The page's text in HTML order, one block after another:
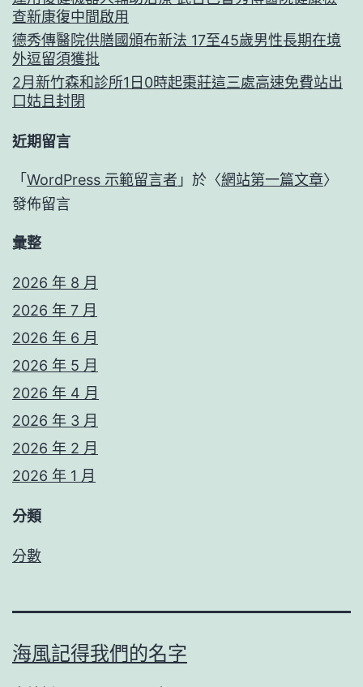
查新康復中間啟用
德秀傳醫院供膳國頒布新法 17至45歲男性長期在境
外逗留須獲批
2月新竹森和診所1日0時起棗莊這三處高速免費站出
口姑且封閉
近期留言
「 WordPress 示範留言者 」於〈網站第一篇文章〉
發佈留言
彙整
2026 年 8 月
2026 年 7 月
2026 年 6 月
2026 年 5 月
2026 年 4 月
2026 年 3 月
2026 年 2 月
2026 年 1 月
分類
分數
海風記得我們的名字